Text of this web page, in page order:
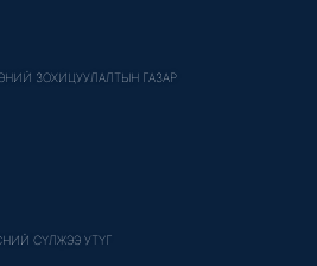
ЗОХИЦУУЛАЛТЫН ГАЗАР
СҮЛЖЭЭ УТҮГ